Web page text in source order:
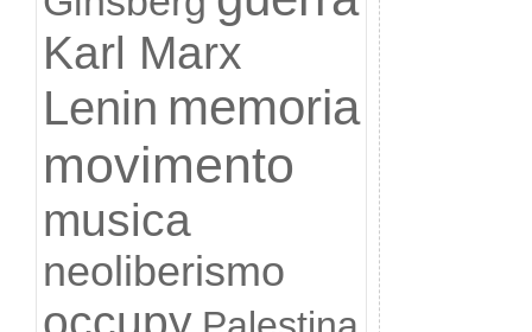
Karl Marx
Lenin memoria
movimento
musica
neoliberismo
occupy